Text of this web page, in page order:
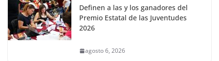
Definen a las y los ganadores del
Premio Estatal de las Juventudes
2026
agosto 6, 2026